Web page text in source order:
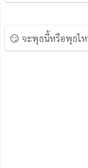
😏 จะพุธนี้หรือพุธไ